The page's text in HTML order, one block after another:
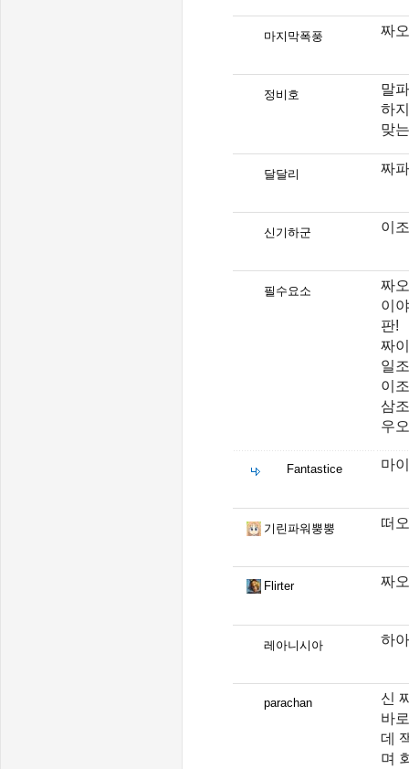
마지막폭풍 짜
정비호
말
하
맞
달달리 짜
신기하군 이
필수요소
짜
이
판!
짜
일
이
삼
우
Fantastice 마
기린파워뿡뿡 떠
Flirter 짜
레아니시아 하
parachan
신
바
데
며